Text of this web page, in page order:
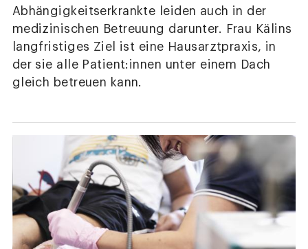
Abhängigkeitserkrankte leiden auch in der
medizinischen Betreuung darunter. Frau Kälins
langfristiges Ziel ist eine Hausarztpraxis, in
der sie alle Patient:innen unter einem Dach
gleich betreuen kann.